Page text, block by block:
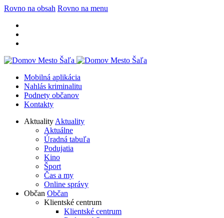
Rovno na obsah Rovno na menu
Mobilná aplikácia
Nahlás kriminalitu
Podnety občanov
Kontakty
Aktuality Aktuality
Aktuálne
Úradná tabuľa
Podujatia
Kino
Šport
Čas a my
Online správy
Občan Občan
Klientské centrum
Klientské centrum